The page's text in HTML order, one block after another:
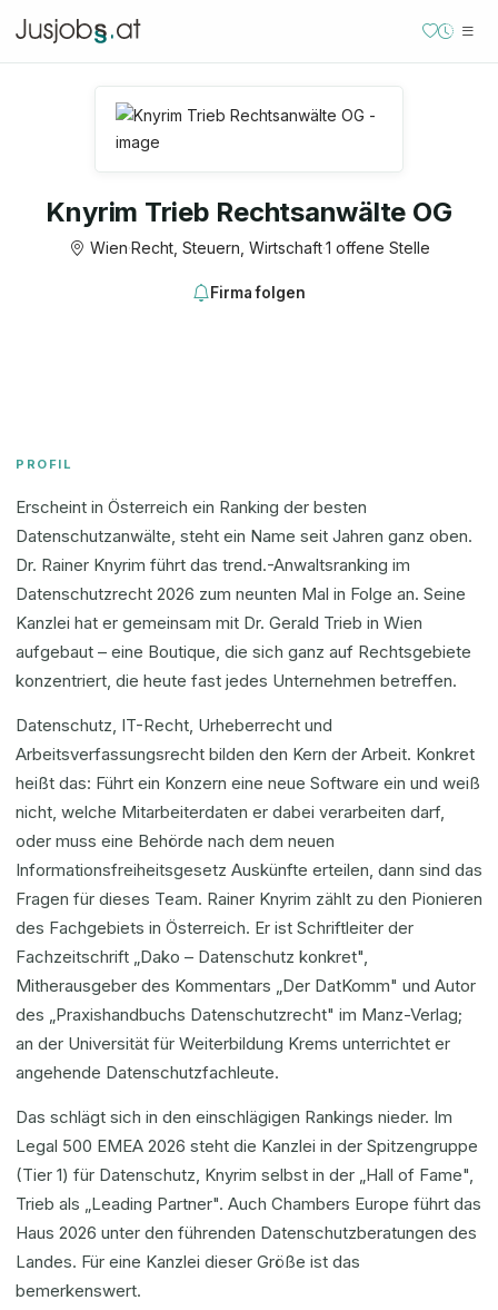
Knyrim Trieb Rechtsanwälte OG
Wien·Recht, Steuern, Wirtschaft·1 offene Stelle
Firma folgen
PROFIL
Erscheint in Österreich ein Ranking der besten
Datenschutzanwälte, steht ein Name seit Jahren ganz oben.
Dr. Rainer Knyrim führt das trend.-Anwaltsranking im
Datenschutzrecht 2026 zum neunten Mal in Folge an. Seine
Kanzlei hat er gemeinsam mit Dr. Gerald Trieb in Wien
aufgebaut – eine Boutique, die sich ganz auf Rechtsgebiete
konzentriert, die heute fast jedes Unternehmen betreffen.
Datenschutz, IT-Recht, Urheberrecht und
Arbeitsverfassungsrecht bilden den Kern der Arbeit. Konkret
heißt das: Führt ein Konzern eine neue Software ein und weiß
nicht, welche Mitarbeiterdaten er dabei verarbeiten darf,
oder muss eine Behörde nach dem neuen
Informationsfreiheitsgesetz Auskünfte erteilen, dann sind das
Fragen für dieses Team. Rainer Knyrim zählt zu den Pionieren
des Fachgebiets in Österreich. Er ist Schriftleiter der
Fachzeitschrift „Dako – Datenschutz konkret",
Mitherausgeber des Kommentars „Der DatKomm" und Autor
des „Praxishandbuchs Datenschutzrecht" im Manz-Verlag;
an der Universität für Weiterbildung Krems unterrichtet er
angehende Datenschutzfachleute.
Das schlägt sich in den einschlägigen Rankings nieder. Im
Legal 500 EMEA 2026 steht die Kanzlei in der Spitzengruppe
(Tier 1) für Datenschutz, Knyrim selbst in der „Hall of Fame",
Trieb als „Leading Partner". Auch Chambers Europe führt das
Haus 2026 unter den führenden Datenschutzberatungen des
Landes. Für eine Kanzlei dieser Größe ist das
bemerkenswert.